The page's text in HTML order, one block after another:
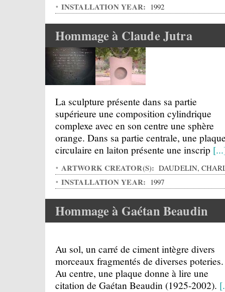
INSTALLATION YEAR: 1992
Hommage à Claude Jutra
La sculpture présente dans sa partie
supérieure une composition cylindrique
complexe avec en son centre une sphère
orange. Dans sa partie centrale, une
circulaire en laiton présente une inscrip
ARTWORK CREATOR(S): DAUDELIN,
INSTALLATION YEAR: 1997
Hommage à Gaétan Beaudin
Au sol, un carré de ciment intègre divers
morceaux fragmentés de diverses poteries.
Au centre, une plaque donne à lire une
citation de Gaétan Beaudin (1925-2002).